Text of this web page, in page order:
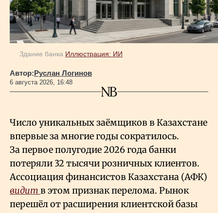
Здание банка Иллюстрация: ИИ
Автор:Руслан Логинов
6 августа 2026, 16:48
Число уникальных заёмщиков в Казахстане
впервые за многие годы сократилось.
За первое полугодие 2026 года банки
потеряли 32 тысячи розничных клиентов.
Ассоциация финансистов Казахстана (АФК)
видит в этом признак перелома. Рынок
перешёл от расширения клиентской базы